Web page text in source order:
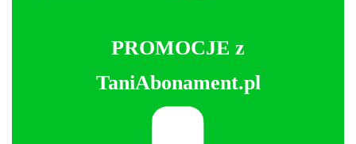
PROMOCJE z
TaniAbonament.pl